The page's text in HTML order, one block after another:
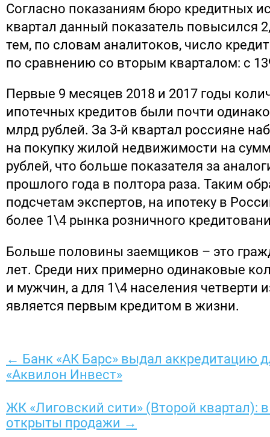
Согласно показаниям бюро кредитных
квартал данный показатель повысился
тем, по словам аналитоков, число
по сравнению со вторым кварталом: с
Первые 9 месяцев 2018 и 2017 годы
ипотечных кредитов были почти
млрд рублей. За 3-й квартал россияне
на покупку жилой недвижимости на
рублей, что больше показателя за
прошлого года в полтора раза. Таким
подсчетам экспертов, на ипотеку в
более 1\4 рынка розничного
Больше половины заемщиков – это
лет. Среди них примерно одинаковые
и мужчин, а для 1\4 населения четверти
является первым кредитом в жизни.
← Банк «АК Барс» выдал аккредитацию
«Аквилон Инвест»
ЖК «Лиговский сити» (Второй квартал):
открыты продажи →